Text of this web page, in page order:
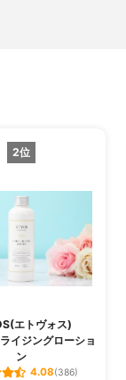
2位
エトヴォス)
イジングローショ
ン
4.08(386)